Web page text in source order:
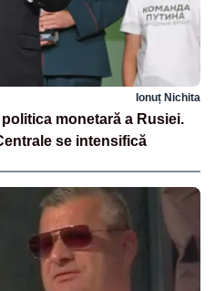
Ionuț Nichita
monetară a Rusiei.
se intensifică